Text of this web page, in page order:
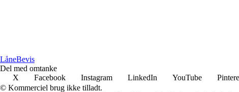
LåneBevis
Del med omtanke
X
Facebook Instagram LinkedIn YouTube
© Kommerciel brug ikke tilladt.